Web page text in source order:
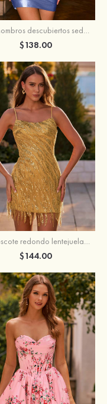
Tubo hombros descubiertos seda como el satén corto vestido para homecoming
$138.00
Tubo escote redondo lentejuelas corto vestido para homecoming
$144.00